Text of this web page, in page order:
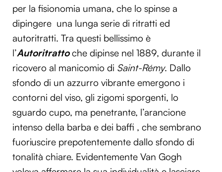
per la fisionomia umana, che lo spinse a
dipingere una lunga serie di ritratti ed
autoritratti. Tra questi bellissimo è
l’Autoritrattoche dipinse nel 1889, durante il
ricovero al manicomio di Saint-Rémy. Dallo
sfondo di un azzurro vibrante emergono i
contorni del viso, gli zigomi sporgenti, lo
sguardo cupo, ma penetrante, l’arancione
intenso della barba e dei baffi , che sembrano
fuoriuscire prepotentemente dallo sfondo di
tonalità chiare. Evidentemente Van Gogh